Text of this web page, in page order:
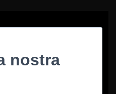
nostra